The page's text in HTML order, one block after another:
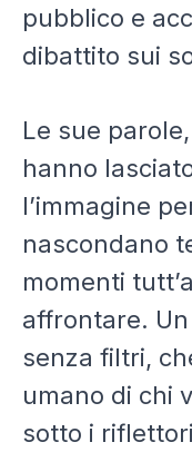
pubblico e
dibattito sui
Le sue
hanno
l’immagine
nascondano
momenti
affrontare.
senza filtri,
umano di chi
sotto i